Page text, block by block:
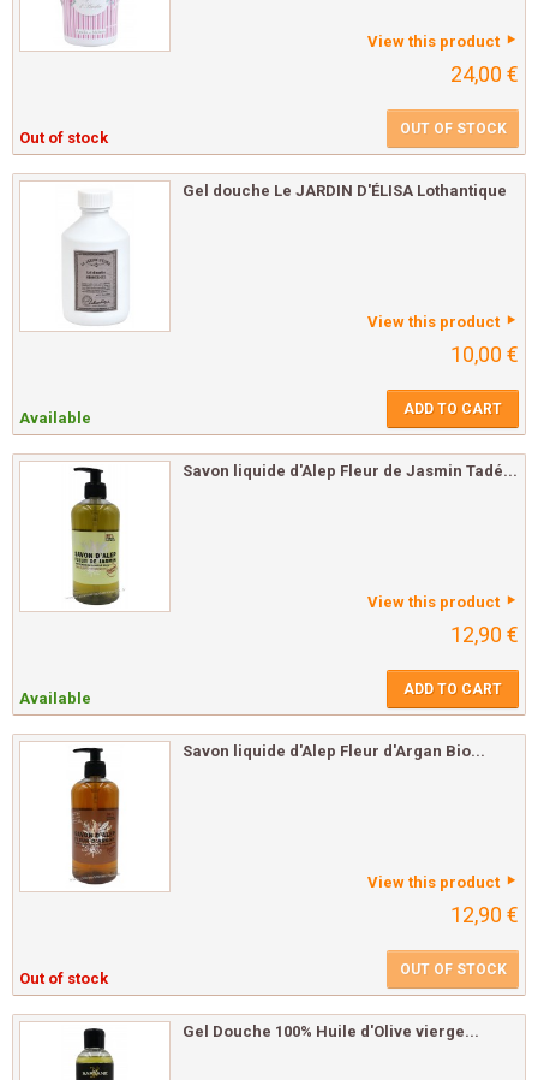
View this product
24,00 €
Out of stock OUT OF STOCK
Gel douche Le JARDIN D'ÉLISA Lothantique
View this product
10,00 €
Available ADD TO CART
Savon liquide d'Alep Fleur de Jasmin Tadé...
View this product
12,90 €
Available ADD TO CART
Savon liquide d'Alep Fleur d'Argan Bio...
View this product
12,90 €
Out of stock OUT OF STOCK
Gel Douche 100% Huile d'Olive vierge...